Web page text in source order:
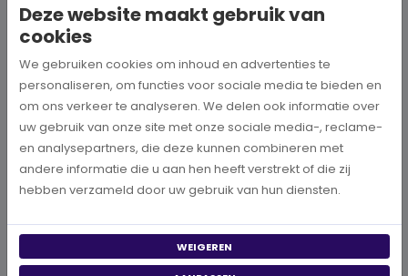
BEKIJK MEER
Deze website maakt gebruik van
cookies
We gebruiken cookies om inhoud en advertenties te
personaliseren, om functies voor sociale media te bieden en
om ons verkeer te analyseren. We delen ook informatie over
uw gebruik van onze site met onze sociale media-, reclame-
en analysepartners, die deze kunnen combineren met
andere informatie die u aan hen heeft verstrekt of die zij
hebben verzameld door uw gebruik van hun diensten.
WEIGEREN